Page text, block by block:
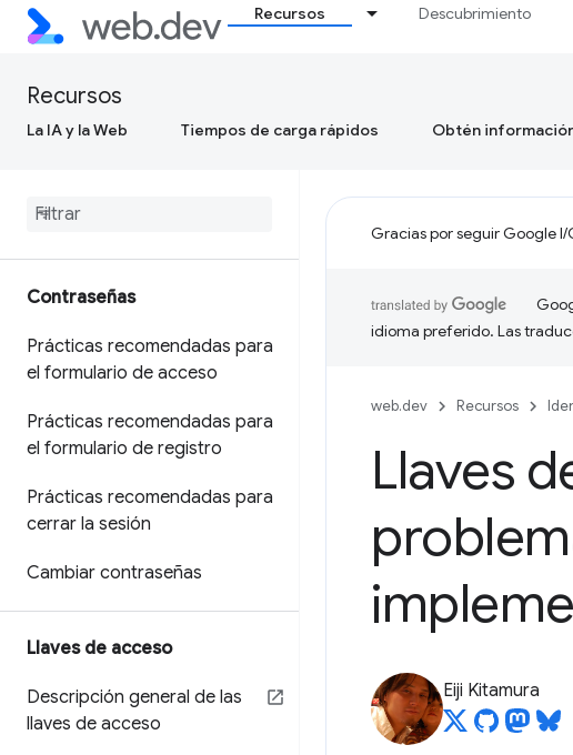
Recursos Descubrimiento
Recursos
La IA y la Web Tiempos de carga rápidos Obtén
Contraseñas
Prácticas recomendadas para
el formulario de acceso
Prácticas recomendadas para
el formulario de registro
Prácticas recomendadas para
cerrar la sesión
Cambiar contraseñas
Llaves de acceso
Descripción general de las
llaves de acceso
Gracias por seguir Google I/
idioma preferido. Las
web.dev Recursos
Llaves
Eiji Kitamura